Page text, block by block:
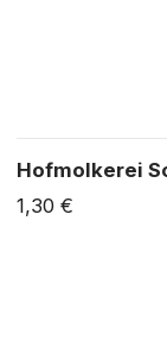
Hofmolkerei
1,30 €